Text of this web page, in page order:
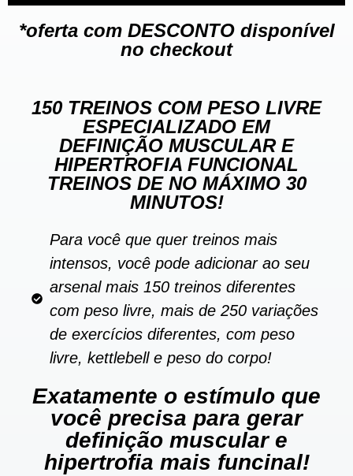
*oferta com DESCONTO disponível
no checkout
150 TREINOS COM PESO LIVRE
ESPECIALIZADO EM
DEFINIÇÃO MUSCULAR E
HIPERTROFIA FUNCIONAL
TREINOS DE NO MÁXIMO 30
MINUTOS!
Para você que quer treinos mais
intensos, você pode adicionar ao seu
arsenal mais 150 treinos diferentes
com peso livre, mais de 250 variações
de exercícios diferentes, com peso
livre, kettlebell e peso do corpo!
Exatamente o estímulo que
você precisa para gerar
definição muscular e
hipertrofia mais funcinal!